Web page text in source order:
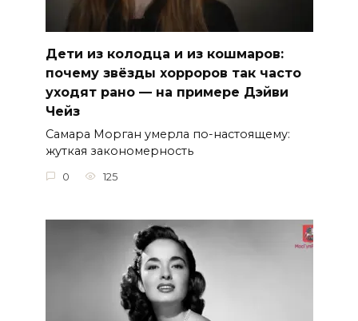
Дети из колодца и из кошмаров:
почему звёзды хорроров так часто
уходят рано — на примере Дэйви
Чейз
Самара Морган умерла по-настоящему:
жуткая закономерность
0 125